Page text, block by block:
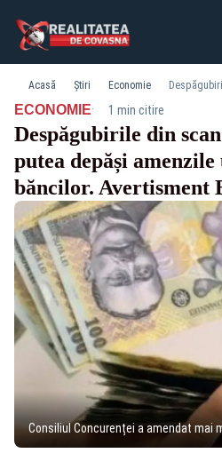
Acasă Știri Economie
ECONOMIE· 1 min citire
Despăgubirile din
putea depăși
băncilor. Avertisment
Consiliul Concurenței a amendat mai